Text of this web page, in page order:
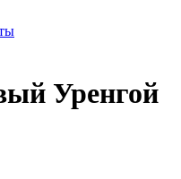
Уренгой